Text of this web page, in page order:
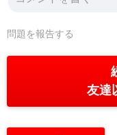
問題を報告する
友達